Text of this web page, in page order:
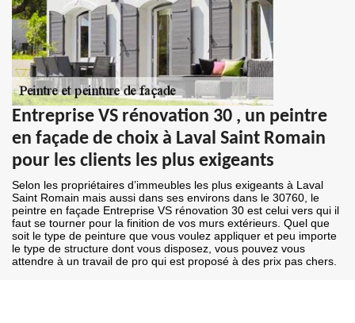
Entreprise VS rénovation 30 , un peintre
en façade de choix à Laval Saint Romain
pour les clients les plus exigeants
Selon les propriétaires d’immeubles les plus exigeants à Laval
Saint Romain mais aussi dans ses environs dans le 30760, le
peintre en façade Entreprise VS rénovation 30 est celui vers qui il
faut se tourner pour la finition de vos murs extérieurs. Quel que
soit le type de peinture que vous voulez appliquer et peu importe
le type de structure dont vous disposez, vous pouvez vous
attendre à un travail de pro qui est proposé à des prix pas chers.